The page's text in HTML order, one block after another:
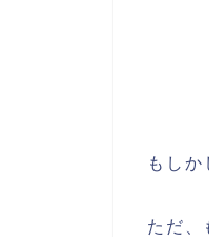
もし
ただ、